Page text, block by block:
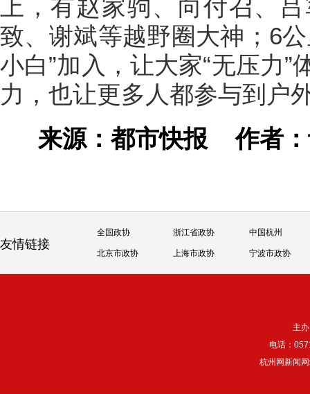
上，有赵家驹、向付召、
致、谢斌等越野圈大神；6
小白”加入，让大家“无压力
力，也让更多人都参与到户
来源：都市快报作者
友情链接
全国政协 浙江省政协 中国杭州
北京市政协 上海市政协 宁波市政协
主
电话：
杭州网新闻